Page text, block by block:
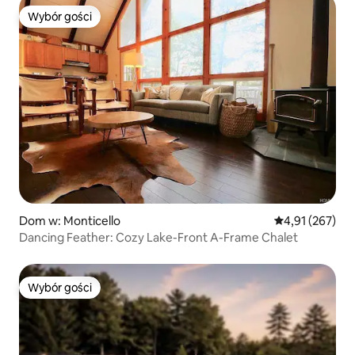
Wybór gości
Wybór gości
Dom w: Monticello Średnia
4,91 (267)
Dancing Feather: Cozy Lake-Front A-Frame Chalet
Wybór gości
Wybór gości